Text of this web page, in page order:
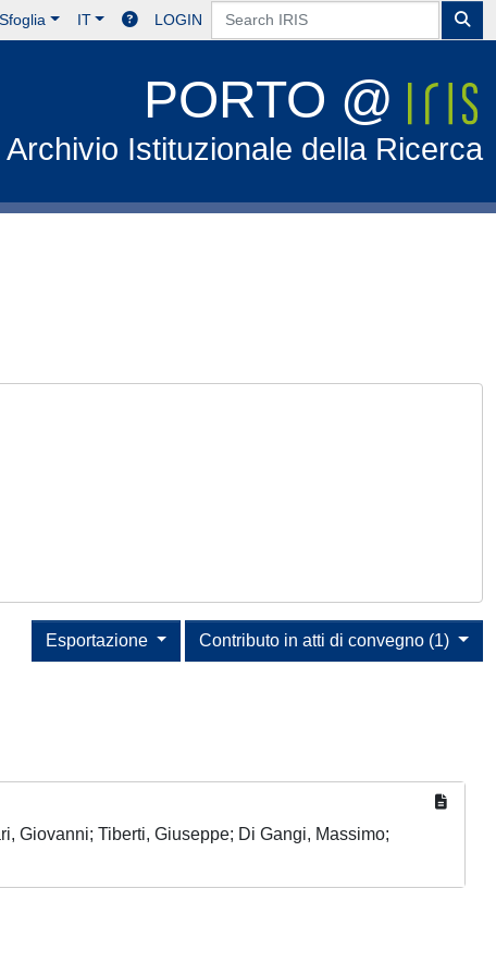
Sfoglia IT LOGIN
PORTO @
Archivio Istituzionale della Ricerca
Contributo in atti di convegno (1)
Esportazione
Giovanni; Tiberti, Giuseppe; Di Gangi, Massimo;